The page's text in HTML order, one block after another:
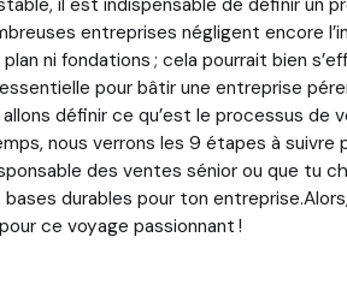
entreprises négligent encore
plan ni fondations ; cela pourrait bien
pour bâtir une entreprise
définir ce qu’est le processus de
nous verrons les 9 étapes à
des ventes sénior ou que tu
bases durables pour ton
ce voyage passionnant !